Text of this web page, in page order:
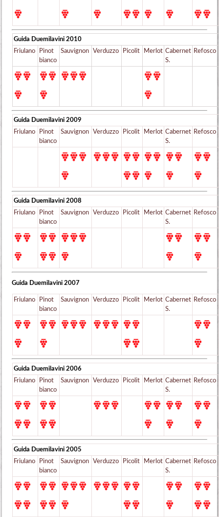
Guida Duemilavini 2010
Friulano
Pinot
bianco
Sauvignon Verduzzo Picolit Merlot Cabernet
S.
Refosco
Guida Duemilavini 2009
Friulano
Pinot
bianco
Sauvignon Verduzzo Picolit Merlot Cabernet
S.
Refosco
Guida Duemilavini 2008
Friulano
Pinot
bianco
Sauvignon Verduzzo Picolit Merlot Cabernet
S.
Refosco
Guida Duemilavini 2007
Friulano
Pinot
bianco
Sauvignon Verduzzo Picolit Merlot Cabernet
S.
Refosco
Guida Duemilavini 2006
Friulano
Pinot
bianco
Sauvignon Verduzzo Picolit Merlot Cabernet
S.
Refosco
Guida Duemilavini 2005
Friulano
Pinot
bianco
Sauvignon Verduzzo Picolit Merlot Cabernet
S.
Refosco